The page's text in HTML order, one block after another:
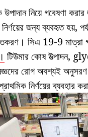
উপাদান নিয়ে গবেষণা
নির্ণয়ের জন্য ব্যবহৃত হয়,
সিএ 19-9 মাত্রা
টিউমার কোষ উত্পাদন,
রোগ অবশ্যই
নির্ণয়ের ব্যবহার